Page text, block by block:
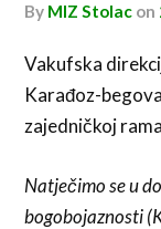
by MIZ Stolac on
Vakufska
Karađoz-
zajedničkoj
Natječimo se u
bogobojaznosti